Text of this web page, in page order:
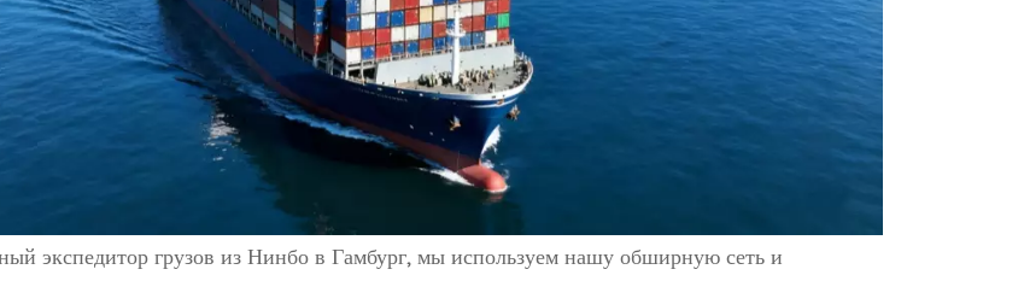
экспедитор грузов из Нинбо в Гамбург, мы используем нашу обширную сеть и